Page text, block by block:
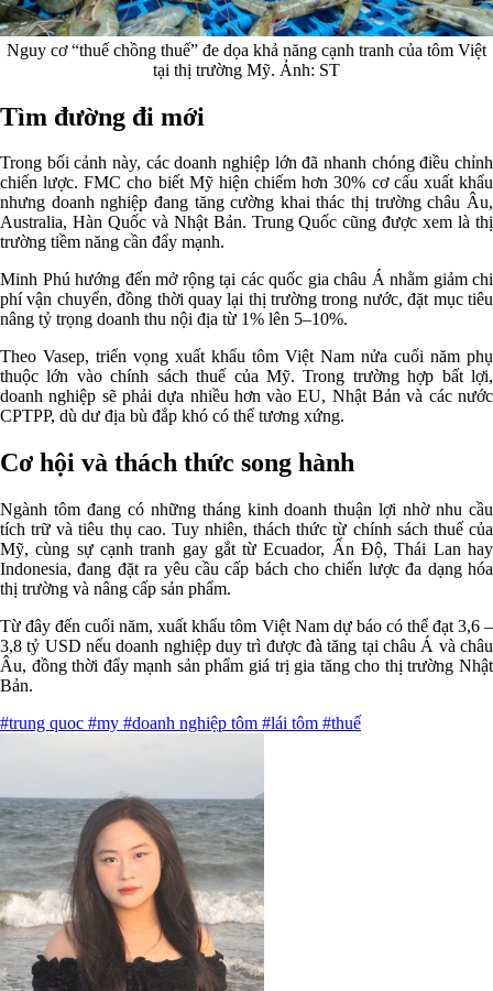
Nguy cơ “thuế chồng thuế” đe dọa khả năng cạnh tranh của tôm Việt
tại thị trường Mỹ. Ảnh: ST
Tìm đường đi mới
Trong bối cảnh này, các doanh nghiệp lớn đã nhanh chóng điều chỉnh
chiến lược. FMC cho biết Mỹ hiện chiếm hơn 30% cơ cấu xuất khẩu
nhưng doanh nghiệp đang tăng cường khai thác thị trường châu Âu,
Australia, Hàn Quốc và Nhật Bản. Trung Quốc cũng được xem là thị
trường tiềm năng cần đẩy mạnh.
Minh Phú hướng đến mở rộng tại các quốc gia châu Á nhằm giảm chi
phí vận chuyển, đồng thời quay lại thị trường trong nước, đặt mục tiêu
nâng tỷ trọng doanh thu nội địa từ 1% lên 5–10%.
Theo Vasep, triển vọng xuất khẩu tôm Việt Nam nửa cuối năm phụ
thuộc lớn vào chính sách thuế của Mỹ. Trong trường hợp bất lợi,
doanh nghiệp sẽ phải dựa nhiều hơn vào EU, Nhật Bản và các nước
CPTPP, dù dư địa bù đắp khó có thể tương xứng.
Cơ hội và thách thức song hành
Ngành tôm đang có những tháng kinh doanh thuận lợi nhờ nhu cầu
tích trữ và tiêu thụ cao. Tuy nhiên, thách thức từ chính sách thuế của
Mỹ, cùng sự cạnh tranh gay gắt từ Ecuador, Ấn Độ, Thái Lan hay
Indonesia, đang đặt ra yêu cầu cấp bách cho chiến lược đa dạng hóa
thị trường và nâng cấp sản phẩm.
Từ đây đến cuối năm, xuất khẩu tôm Việt Nam dự báo có thể đạt 3,6 –
3,8 tỷ USD nếu doanh nghiệp duy trì được đà tăng tại châu Á và châu
Âu, đồng thời đẩy mạnh sản phẩm giá trị gia tăng cho thị trường Nhật
Bản.
#trung quoc #my #doanh nghiệp tôm #lái tôm #thuế